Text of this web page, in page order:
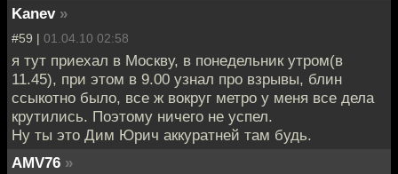
Kanev »
#59 | 01.04.10 02:58
я тут приехал в Москву, в понедельник утром(в
11.45), при этом в 9.00 узнал про взрывы, блин
ссыкотно было, все ж вокруг метро у меня все дела
крутились. Поэтому ничего не успел.
Ну ты это Дим Юрич аккуратней там будь.
AMV76 »